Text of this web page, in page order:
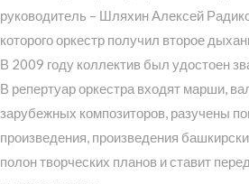
руководитель – Шляхин Алексей
которого оркестр получил второе
В 2009 году коллектив был удостоен
В репертуар оркестра входят марши,
зарубежных композиторов, разучены
произведения, произведения
полон творческих планов и ставит